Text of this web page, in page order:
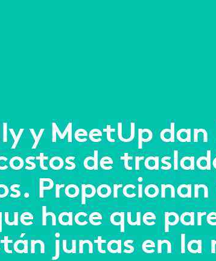
y MeetUp
de
hace que
juntas en la